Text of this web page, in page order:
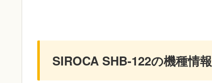
SIROCA SHB-122の機種情報